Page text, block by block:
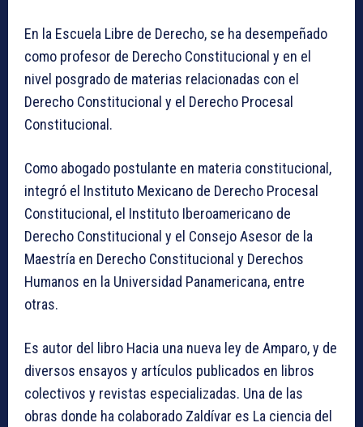
En la Escuela Libre de Derecho, se ha desempeñado
como profesor de Derecho Constitucional y en el
nivel posgrado de materias relacionadas con el
Derecho Constitucional y el Derecho Procesal
Constitucional.
Como abogado postulante en materia constitucional,
integró el Instituto Mexicano de Derecho Procesal
Constitucional, el Instituto Iberoamericano de
Derecho Constitucional y el Consejo Asesor de la
Maestría en Derecho Constitucional y Derechos
Humanos en la Universidad Panamericana, entre
otras.
Es autor del libro Hacia una nueva ley de Amparo, y de
diversos ensayos y artículos publicados en libros
colectivos y revistas especializadas. Una de las
obras donde ha colaborado Zaldívar es La ciencia del